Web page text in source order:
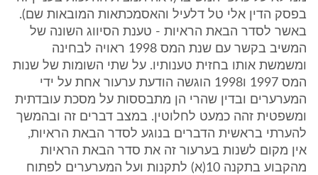
בפסק הדין אלי טל דלעיל והאסמכתאות המובאות שם).
באשר לסדר הבאת הראיות - טענת הסיווג השונה של
המשיב בקשר עם שנת המס 1998 ראויה לבחינה
ומשמשת אותו בחזית טענותיו. על שתי השומות של שנות
המס 1997 ו1998 הוגשה הודעת ערעור אחת על ידי
המערערים ובדין שהרי הן מתבססות על מסכת עובדתית
ומשפטית זהה כמעט לחלוטין. במצב דברים זה ובהמשך
להערתי בראשית הדברים בנוגע לסדר הבאת הראיות,
אין מקום לשנות בערעור זה את סדר הבאת הראיות
מהקבוע בתקנה 10(א) לתקנות ועל המערערים לפתוח